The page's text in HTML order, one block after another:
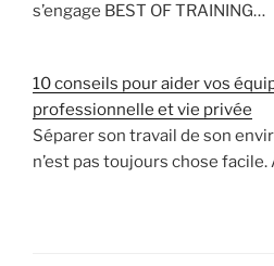
s’engage BEST OF TRAINING…
10 conseils pour aider vos
professionnelle et vie privée
Séparer son travail de son
n’est pas toujours chose facile.